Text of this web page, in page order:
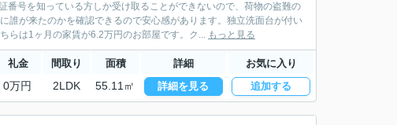
号を知っている方しか受け取ることができないので、荷物の盗難の
誰が来たのかを確認できるので安心感があります。独立洗面台が付い
らは1ヶ月の家賃が6.2万円のお部屋です。ク... もっと見る
礼金 間取り 面積 詳細 お気に入り
0万円 2LDK 55.11㎡ 詳細を見る 追加する